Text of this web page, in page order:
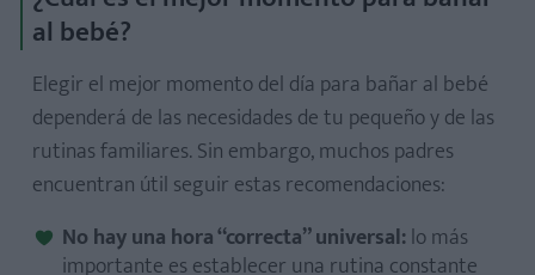
al bebé?
Elegir el mejor momento del día para bañar al bebé
dependerá de las necesidades de tu pequeño y de las
rutinas familiares. Sin embargo, muchos padres
encuentran útil seguir estas recomendaciones:
No hay una hora “correcta” universal:lo más
importante es establecer una rutina constante